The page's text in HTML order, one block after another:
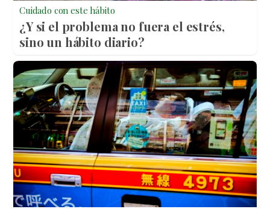
Cuidado con este hábito
¿Y si el problema no fuera el estrés,
sino un hábito diario?